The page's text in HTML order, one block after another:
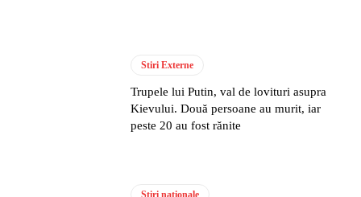
Stiri Externe
Trupele lui Putin, val de lovituri asupra
Kievului. Două persoane au murit, iar
peste 20 au fost rănite